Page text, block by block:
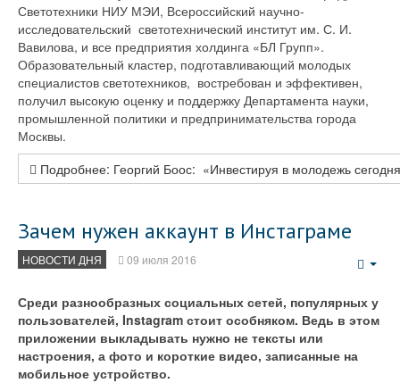
Светотехники НИУ МЭИ, Всероссийский научно-
исследовательский светотехнический институт им. С. И.
Вавилова, и все предприятия холдинга «БЛ Групп».
Образовательный кластер, подготавливающий молодых
специалистов светотехников, востребован и эффективен,
получил высокую оценку и поддержку Департамента науки,
промышленной политики и предпринимательства города
Москвы.
Подробнее: Георгий Боос: «Инвестируя в молодежь
Зачем нужен аккаунт в Инстаграме
НОВОСТИ ДНЯ 09 июля 2016
Среди разнообразных социальных сетей, популярных у
пользователей, Instagram стоит особняком. Ведь в этом
приложении выкладывать нужно не тексты или
настроения, а фото и короткие видео, записанные на
мобильное устройство.